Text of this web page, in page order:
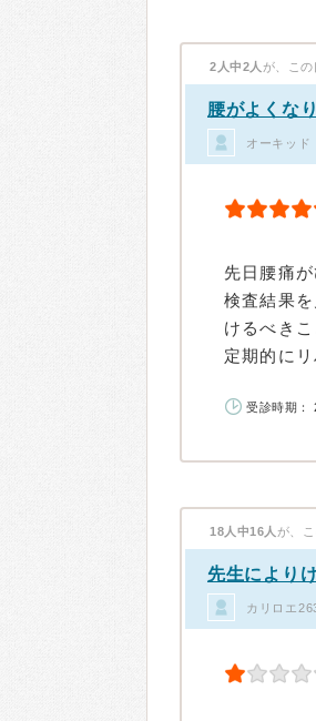
2人中2人 が、こ
腰がよくな
オーキッド
先日腰痛
検査結果
けるべき
定期的に
受診時期：
18人中16人 が、
先生により
カリロエ